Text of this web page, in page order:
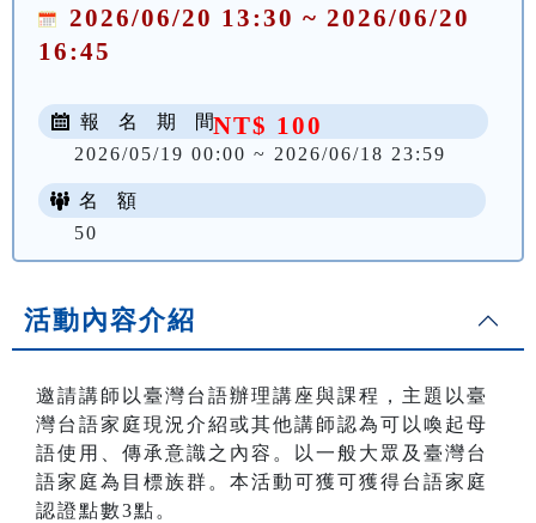
2026/06/20 13:30 ~ 2026/06/20
16:45
NT$ 100
報 名 期 間
2026/05/19 00:00 ~ 2026/06/18 23:59
名 額
50
活動內容介紹
邀請講師以臺灣台語辦理講座與課程，主題以臺
灣台語家庭現況介紹或其他講師認為可以喚起母
語使用、傳承意識之內容。以一般大眾及臺灣台
語家庭為目標族群。本活動可獲可獲得台語家庭
認證點數3點。